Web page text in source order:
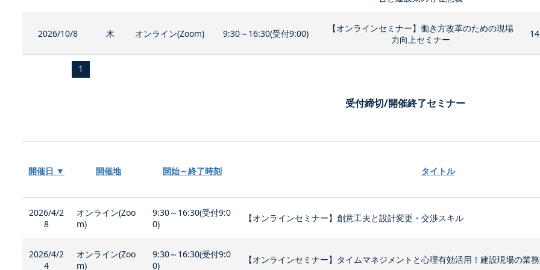
2026/10/8 木 オンライン(Zoom) 9:30～16:30(受付9:00)
【オンラインセミナー】働き方改革のための現場
力向上セミナー
1
受付締切/開催終了セミナー
開催日 ▼ 開催地 開始～終了時刻 タイトル
2026/4/2
8
オンライン(Zoo
m)
9:30～16:30(受付9:0
0)
【オンラインセミナー】創意工夫と設計変更・交渉スキル
2026/4/2
4
オンライン(Zoo
m)
9:30～16:30(受付9:0
0)
【オンラインセミナー】タイムマネジメントと心理有効活用！建設現場の業